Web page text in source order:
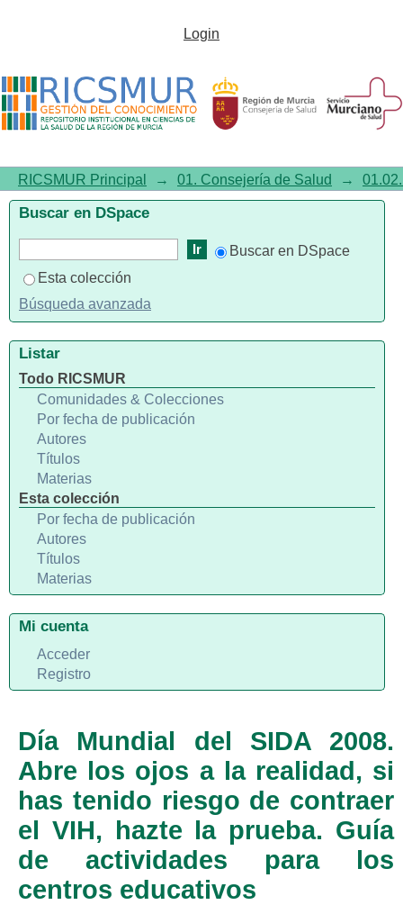
Día Mundial del SIDA 2008. Abre
tenido riesgo de contraer el VIH,
hazte la prueba. Guía de
actividades para los centros
educativos
Login
RICSMUR Principal → 01. Consejería de Salud →
Día Mundial del SIDA 2008.
Abre los ojos a la realidad, si
has tenido riesgo de contraer
el VIH, hazte la prueba. Guía
de actividades para los
centros educativos
Buscar en DSpace
Buscar en DSpace
Esta colección
Búsqueda avanzada
Listar
Todo RICSMUR
Comunidades & Colecciones
Por fecha de publicación
Autores
Títulos
Materias
Esta colección
Por fecha de publicación
Autores
Títulos
Materias
Mi cuenta
Acceder
Registro